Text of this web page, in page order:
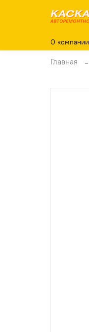
О компании
Главная